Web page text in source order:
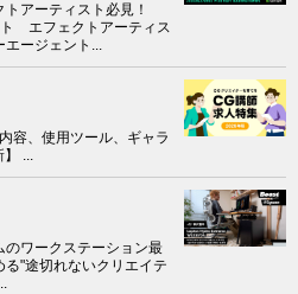
トアーティスト必見！
エフェクトアーティス
エージェント...
容、使用ツール、ギャラ
】 ...
のワークステーション最
"途切れないクリエイテ